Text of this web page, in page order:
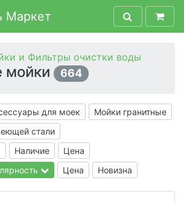
Маркет
и Фильтры очистки воды
мойки 664
для моек
Мойки гранитные
стали
Наличие Цена
Цена Новизна